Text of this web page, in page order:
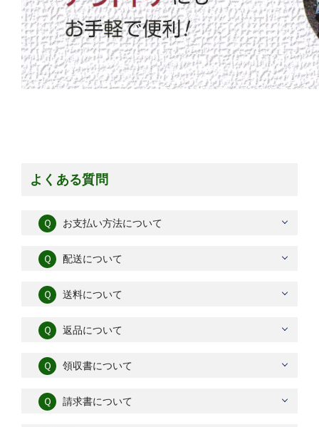
よくある質問
Ｑ お支払い方法について
Ｑ 配送について
Ｑ 送料について
Ｑ 返品について
Ｑ 領収書について
Ｑ 請求書について